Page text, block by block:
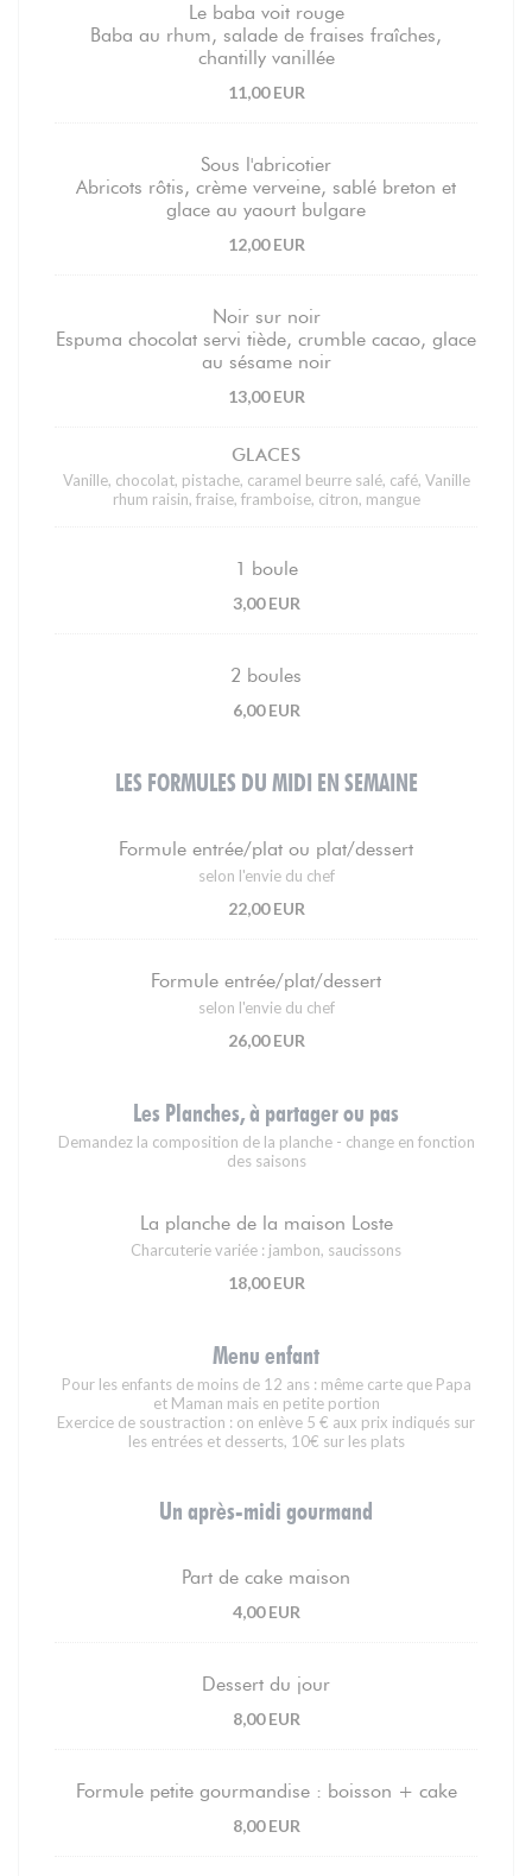
Le baba voit rouge
Baba au rhum, salade de fraises fraîches,
chantilly vanillée
11,00 EUR
Sous l'abricotier
Abricots rôtis, crème verveine, sablé breton et
glace au yaourt bulgare
12,00 EUR
Noir sur noir
Espuma chocolat servi tiède, crumble cacao, glace
au sésame noir
13,00 EUR
GLACES
Vanille, chocolat, pistache, caramel beurre salé, café, Vanille
rhum raisin, fraise, framboise, citron, mangue
1 boule
3,00 EUR
2 boules
6,00 EUR
LES FORMULES DU MIDI EN SEMAINE
Formule entrée/plat ou plat/dessert
selon l'envie du chef
22,00 EUR
Formule entrée/plat/dessert
selon l'envie du chef
26,00 EUR
Les Planches, à partager ou pas
Demandez la composition de la planche - change en fonction
des saisons
La planche de la maison Loste
Charcuterie variée : jambon, saucissons
18,00 EUR
Menu enfant
Pour les enfants de moins de 12 ans : même carte que Papa
et Maman mais en petite portion
Exercice de soustraction : on enlève 5 € aux prix indiqués sur
les entrées et desserts, 10€ sur les plats
Un après-midi gourmand
Part de cake maison
4,00 EUR
Dessert du jour
8,00 EUR
Formule petite gourmandise : boisson + cake
8,00 EUR